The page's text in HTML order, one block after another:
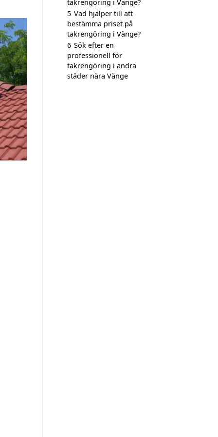
takrengöring i Vänge?
5 Vad hjälper till att
bestämma priset på
takrengöring i Vänge?
6 Sök efter en
professionell för
takrengöring i andra
städer nära Vänge